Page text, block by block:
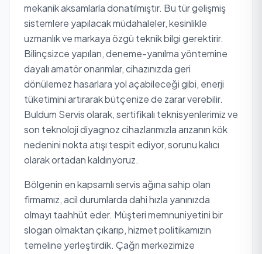
mekanik aksamlarla donatılmıştır. Bu tür gelişmiş
sistemlere yapılacak müdahaleler, kesinlikle
uzmanlık ve markaya özgü teknik bilgi gerektirir.
Bilinçsizce yapılan, deneme-yanılma yöntemine
dayalı amatör onarımlar, cihazınızda geri
dönülemez hasarlara yol açabileceği gibi, enerji
tüketimini artırarak bütçenize de zarar verebilir.
Buldum Servis olarak, sertifikalı teknisyenlerimiz ve
son teknoloji diyagnoz cihazlarımızla arızanın kök
nedenini nokta atışı tespit ediyor, sorunu kalıcı
olarak ortadan kaldırıyoruz.
Bölgenin en kapsamlı servis ağına sahip olan
firmamız, acil durumlarda dahi hızla yanınızda
olmayı taahhüt eder. Müşteri memnuniyetini bir
slogan olmaktan çıkarıp, hizmet politikamızın
temeline yerleştirdik. Çağrı merkezimize